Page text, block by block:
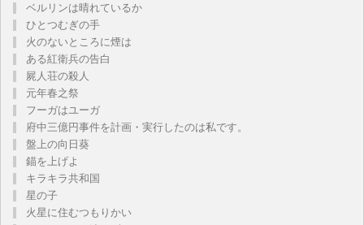
ベルリンは晴れているか
ひとつむぎの手
火のないところに煙は
ある紅衛兵の告白
屍人荘の殺人
元年春之祭
フーガはユーガ
府中三億円事件を計画・実行したのは私です。
盤上の向日葵
錨を上げよ
キラキラ共和国
星の子
火星に住むつもりかい